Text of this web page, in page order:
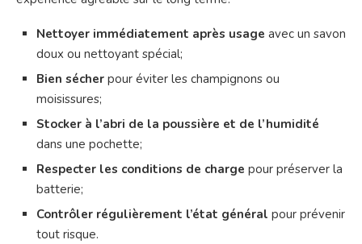
Nettoyer immédiatement après usage avec un savon
doux ou nettoyant spécial;
Bien sécher pour éviter les champignons ou
moisissures;
Stocker à l’abri de la poussière et de l’humidité
dans une pochette;
Respecter les conditions de charge pour préserver la
batterie;
Contrôler régulièrement l’état général pour prévenir
tout risque.